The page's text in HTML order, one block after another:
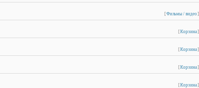
[Фильмы / видео]
[Корзина]
[Корзина]
[Корзина]
[Корзина]